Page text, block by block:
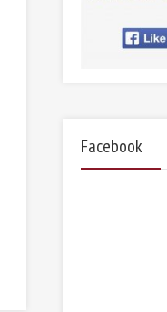
Facebook